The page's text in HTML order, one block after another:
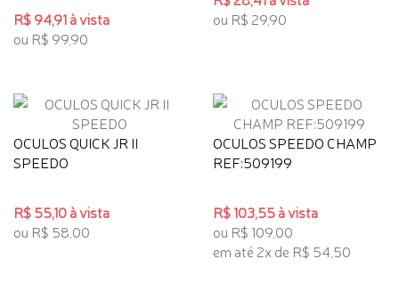
R$ 94,91 à vista
ou R$ 99,90
ou R$ 29,90
OCULOS QUICK JR II
SPEEDO
R$ 55,10 à vista
ou R$ 58,00
OCULOS SPEEDO CHAMP
REF:509199
R$ 103,55 à vista
ou R$ 109,00
em até 2x de R$ 54,50